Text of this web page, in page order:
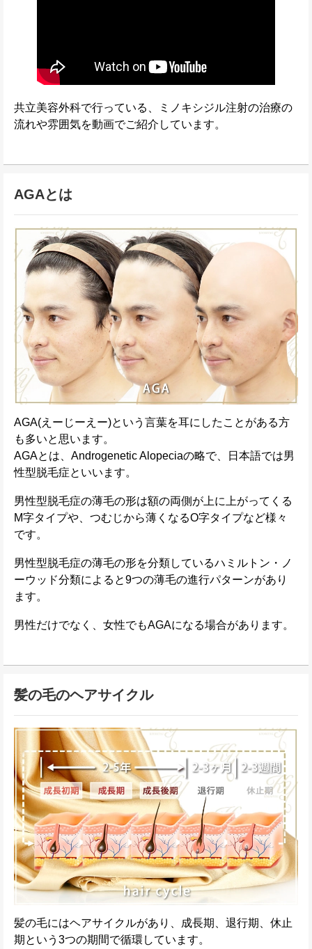
共立美容外科で行っている、ミノキシジル注射の治療の
流れや雰囲気を動画でご紹介しています。
AGAとは
AGA(えーじーえー)という言葉を耳にしたことがある方
も多いと思います。
AGAとは、Androgenetic Alopeciaの略で、日本語では男
性型脱毛症といいます。
男性型脱毛症の薄毛の形は額の両側が上に上がってくる
M字タイプや、つむじから薄くなるO字タイプなど様々
です。
男性型脱毛症の薄毛の形を分類しているハミルトン・ノ
ーウッド分類によると9つの薄毛の進行パターンがあり
ます。
男性だけでなく、女性でもAGAになる場合があります。
髪の毛のヘアサイクル
髪の毛にはヘアサイクルがあり、成長期、退行期、休止
期という3つの期間で循環しています。